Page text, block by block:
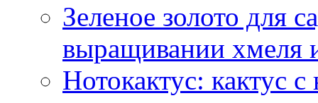
Зеленое золото для
выращивании хмеля
Нотокактус: кактус